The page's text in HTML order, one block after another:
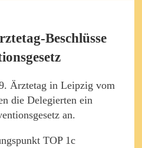
Beschlüsse
Ärztetag in Leipzig vom
die Delegierten ein
an.
TOP 1c